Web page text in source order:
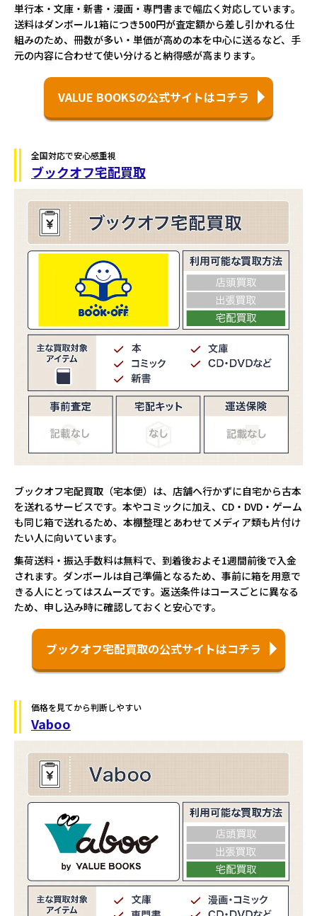
単行本・文庫・新書・漫画・専門書まで幅広く対応しています。
送料はダンボール1箱につき500円が査定額から差し引かれる仕
組みのため、冊数が多い・単価が高めの本を中心に送るなど、手
元の内容に合わせて使い分けると納得感が高まります。
VALUE BOOKSの公式サイトはコチラ
全国対応で安心感重視
ブックオフ宅配買取
ブックオフ宅配買取（宅本便）は、店舗へ行かずに自宅から古本
を送れるサービスです。本やコミックに加え、CD・DVD・ゲーム
も同じ箱で送れるため、本棚整理とあわせてメディア類も片付け
たい人に向いています。
集荷送料・振込手数料は無料で、到着後およそ1週間前後で入金
されます。ダンボールは自己準備となるため、事前に箱を用意で
きる人にとってはスムーズです。返送条件はコースごとに異なる
ため、申し込み時に確認しておくと安心です。
ブックオフ宅配買取の公式サイトはコチラ
価格を見てから判断しやすい
Vaboo